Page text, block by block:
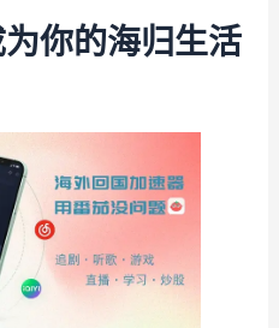
你的海归生活